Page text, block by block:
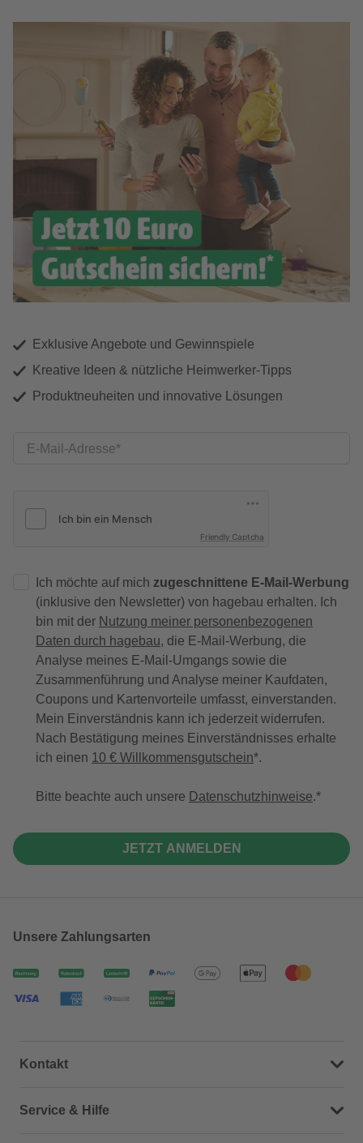
Exklusive Angebote und Gewinnspiele
Kreative Ideen & nützliche Heimwerker-Tipps
Produktneuheiten und innovative Lösungen
E-Mail-Adresse
Friendly Captcha
Ich möchte auf mich zugeschnittene E-Mail-Werbung
(inklusive den Newsletter) von hagebau erhalten. Ich
bin mit der Nutzung meiner personenbezogenen
Daten durch hagebau, die E-Mail-Werbung, die
Analyse meines E-Mail-Umgangs sowie die
Zusammenführung und Analyse meiner Kaufdaten,
Coupons und Kartenvorteile umfasst, einverstanden.
Mein Einverständnis kann ich jederzeit widerrufen.
Nach Bestätigung meines Einverständnisses erhalte
ich einen 10 € Willkommensgutschein*.
Bitte beachte auch unsere Datenschutzhinweise.
JETZT ANMELDEN
Unsere Zahlungsarten
Kontakt
Dein Kontakt zu uns
Service & Hilfe